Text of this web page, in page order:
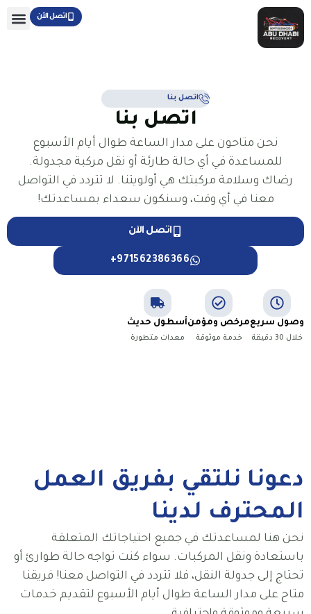
تخطي
إلى
المحتوى
اتصل الآن
اتصل بنا
اتصل بنا
نحن متاحون على مدار الساعة طوال أيام الأسبوع
للمساعدة في أي حالة طارئة أو نقل مركبة مجدولة.
رضاك ​​وسلامة مركبتك هي أولويتنا. لا تتردد في التواصل
معنا في أي وقت، وسنكون سعداء بمساعدتك!
اتصل الآن
971562386366+
وصول سريع
خلال 30 دقيقة
مرخص ومؤمن
خدمة موثوقة
أسطول حديث
معدات متطورة
دعونا نلتقي بفريق العمل
المحترف لدينا
نحن هنا لمساعدتك في جميع احتياجاتك المتعلقة
باستعادة ونقل المركبات. سواء كنت تواجه حالة طوارئ أو
تحتاج إلى جدولة النقل، فلا تتردد في التواصل معنا! فريقنا
متاح على مدار الساعة طوال أيام الأسبوع لتقديم خدمات